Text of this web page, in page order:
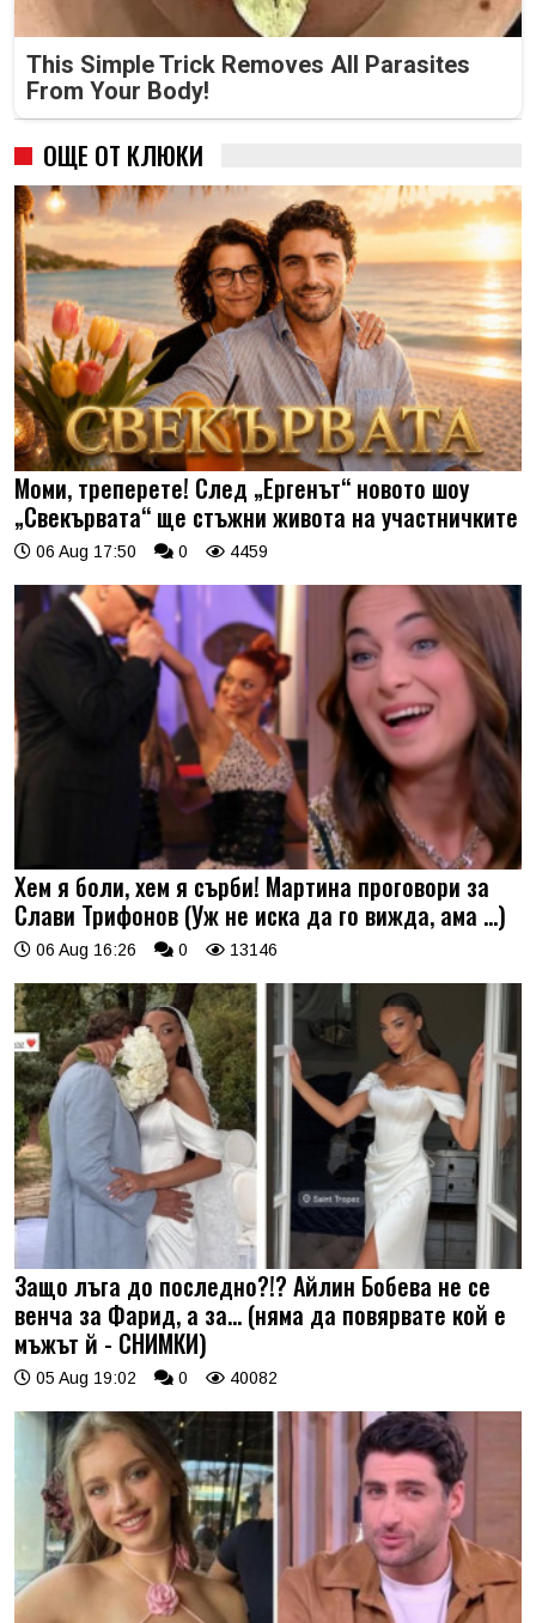
This Simple Trick Removes All Parasites
From Your Body!
ОЩЕ ОТ КЛЮКИ
Моми, треперете! След „Ергенът“ новото шоу
„Свекървата“ ще стъжни живота на участничките
06 Aug 17:50 0 4459
Хем я боли, хем я сърби! Мартина проговори за
Слави Трифонов (Уж не иска да го вижда, ама …)
06 Aug 16:26 0 13146
Защо лъга до последно?!? Айлин Бобева не се
венча за Фарид, а за... (няма да повярвате кой е
мъжът й - СНИМКИ)
05 Aug 19:02 0 40082